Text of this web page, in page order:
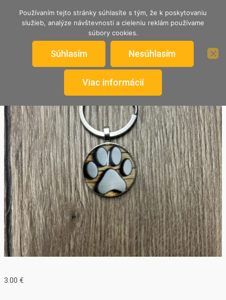
TRENČIANSKY ÚTULOK
Nekupuj, adoptuj si psíka od nás.
3.00 €
Používaním tejto stránky súhlasíte s tým, že k poskytovaniu
služieb, analýze návštevnosti a cieleniu reklám používame
súbory cookies.
Súhlasím Nesúhlasím
Viac informácií